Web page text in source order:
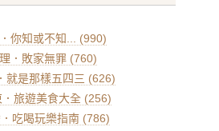
你知或不知... (990)
．敗家無罪 (760)
是那樣五四三 (626)
旅遊美食大全 (256)
吃喝玩樂指南 (786)